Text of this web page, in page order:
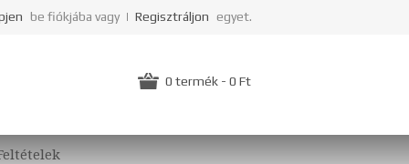
be fiókjába vagy Regisztráljon egyet.
0 termék - 0 Ft